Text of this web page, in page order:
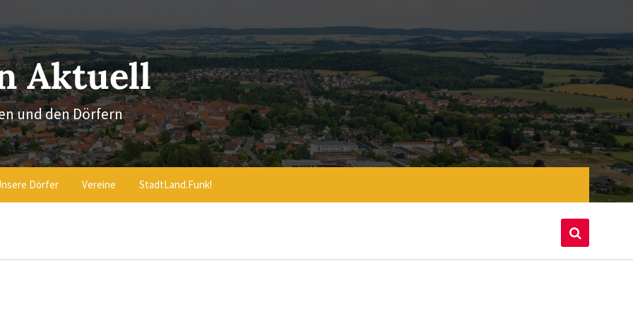
Aktuell
und den Dörfern
Dörfer Vereine
StadtLand.Funk!